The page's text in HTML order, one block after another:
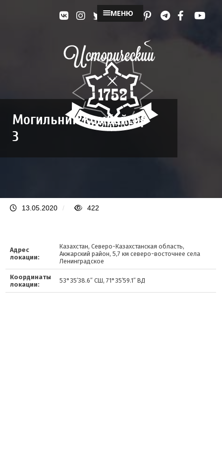
МЕНЮ
Могильник Комбайсор
3
13.05.2020 / 422
Адрес
локации:
Казахстан, Северо-Казахстанская область,
Акжарский район, 5,7 км северо-восточнее села
Ленинградское
Координаты
локации:
53°35′38.6″ СШ, 71°35′59.1″ ВД